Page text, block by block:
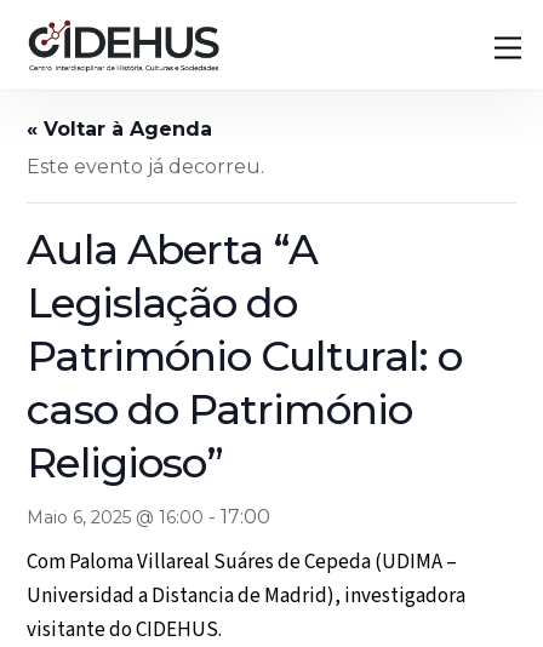
content
Este evento já decorreu.
Aula Aberta “A
Legislação do
Património Cultural: o
caso do Património
Religioso”
Maio 6, 2025 @ 16:00 -17:00
Com Paloma Villareal Suáres de Cepeda (UDIMA –
Universidad a Distancia de Madrid), investigadora
visitante do CIDEHUS.